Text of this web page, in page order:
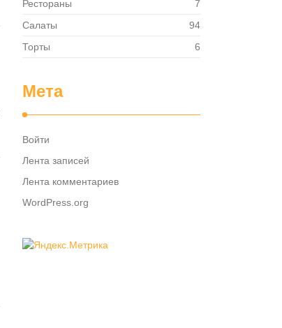
Рестораны
7
Салаты
94
Торты
6
Мета
Войти
Лента записей
Лента комментариев
WordPress.org